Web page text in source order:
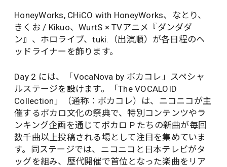
HoneyWorks, CHiCO with HoneyWorks、なとり、
きくお / Kikuo、WurtS × TVアニメ『ダンダダ
ン』、ホロライブ、tuki.（出演順）が各日程のヘ
ッドライナーを飾ります。
Day 2 には、「VocaNova by ボカコレ」スペシャ
ルステージを設けます。「The VOCALOID
Collection」（通称：ボカコレ）は、ニコニコが主
催するボカロ文化の祭典で、特別コンテンツやラ
ンキング企画を通じてボカロ P たちの新曲が毎回
数千曲以上投稿される場として注目を集めていま
す。同ステージでは、ニコニコと日本テレビがタ
ッグを組み、歴代開催で首位となった楽曲をリア